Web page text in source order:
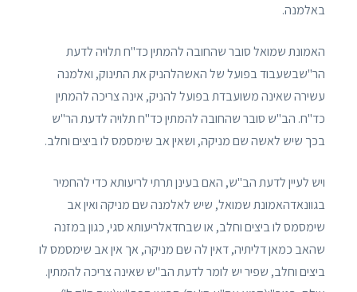
באלמנה.
האמונת שמואל סובר שהחובה להמתין כד"ח תלויה לדעת
הר"שבשעבוד בפועל של האשהלהניק את התינוק, ואלמנה
עשירה שאינה משועבדת בפועל להניק, אינה צריכה להמתין
כד"ח. הב"ש סובר שהחובה להמתין כד"ח תלויה לדעת הר"ש
בכך שיש לאשה שם מניקה, ושאין אב שימסמס לו ביצים וחלב.
ויש לעיין לדעת הב"ש, האם בעינן תרתי לריעותא כדי להחמיר
בגוונאדהאמונת שמואל, שיש לאלמנה שם מניקה ואין אב
שימסמס לו ביצים וחלב, או שבחדאלריעותא סגי, כגון במזנה
שהאב כמאן דליתיה, דאין לה שם מניקה, אך אין אב שימסמס לו
ביצים וחלב, שפיר יש לומר לדעת הב"ש שאינה צריכה להמתין.